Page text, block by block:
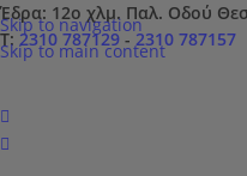
Skip to navigation
Skip to main content
Έδρα: 12ο χλμ. Παλ. Οδού
Τ:2310 787129-2310 787157